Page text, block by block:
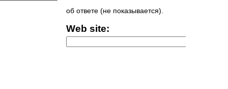
об ответе (не показывается).
Web site: